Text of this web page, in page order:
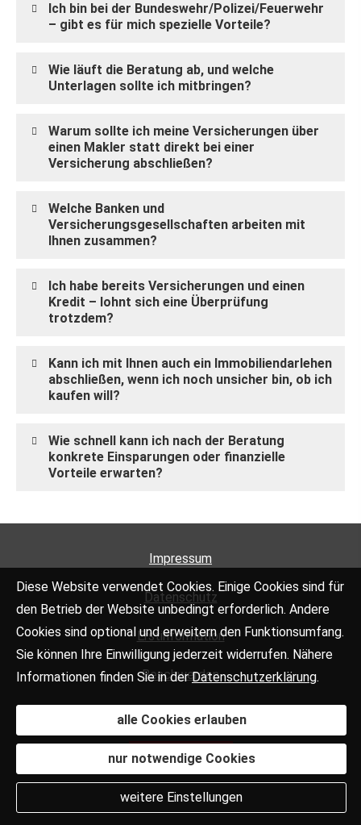
Ich bin bei der Bundeswehr/Polizei/Feuerwehr
– gibt es für mich spezielle Vorteile?
Wie läuft die Beratung ab, und welche
Unterlagen sollte ich mitbringen?
Warum sollte ich meine Versicherungen über
einen Makler statt direkt bei einer
Versicherung abschließen?
Welche Banken und
Versicherungsgesellschaften arbeiten mit
Ihnen zusammen?
Ich habe bereits Versicherungen und einen
Kredit – lohnt sich eine Überprüfung
trotzdem?
Kann ich mit Ihnen auch ein Immobiliendarlehen
abschließen, wenn ich noch unsicher bin, ob ich
kaufen will?
Wie schnell kann ich nach der Beratung
konkrete Einsparungen oder finanzielle
Vorteile erwarten?
Impressum
Datenschutz
Erstinformation
Beschwerden
Cookies
Vertrag widerrufen
Diese Website verwendet Cookies. Einige Cookies sind für
den Betrieb der Website unbedingt erforderlich. Andere
Cookies sind optional und erweitern den Funktionsumfang.
Sie können Ihre Einwilligung jederzeit widerrufen. Nähere
Informationen finden Sie in derDatenschutzerklärung.
alle Cookies erlauben
nur notwendige Cookies
weitere Einstellungen